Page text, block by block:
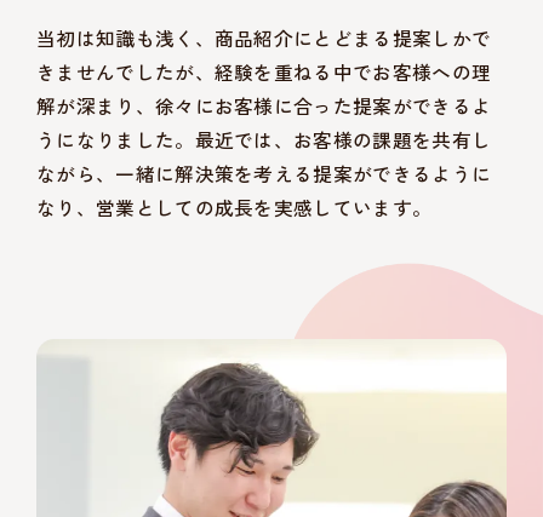
当初は知識も浅く、商品紹介にとどまる提案しかで
きませんでしたが、経験を重ねる中でお客様への理
解が深まり、徐々にお客様に合った提案ができるよ
うになりました。最近では、お客様の課題を共有し
ながら、一緒に解決策を考える提案ができるように
なり、営業としての成長を実感しています。